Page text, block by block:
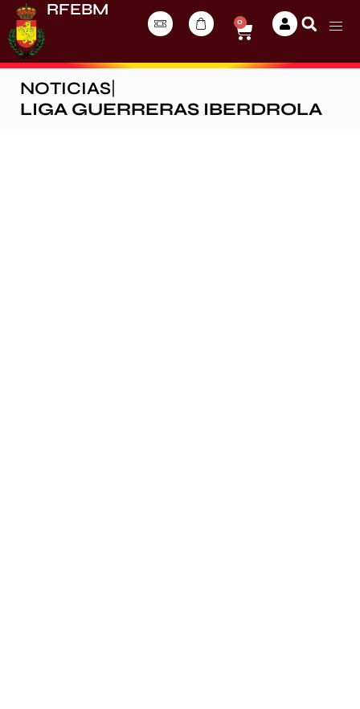
RFEBM
0
NOTICIAS
LIGA GUERRERAS IBERDROLA